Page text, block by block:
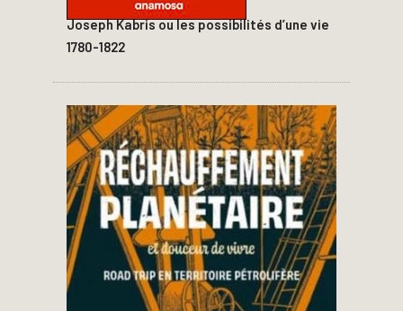
Joseph Kabris ou les possibilités d’une vie
1780-1822